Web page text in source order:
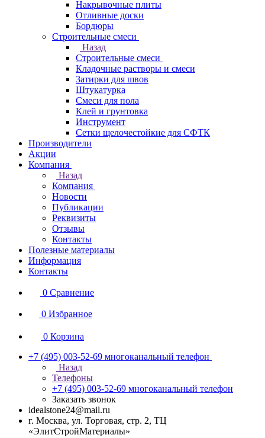
Накрывочные плиты
Отливные доски
Бордюры
Строительные смеси
Назад
Строительные смеси
Кладочные растворы и смеси
Затирки для швов
Штукатурка
Смеси для пола
Клей и грунтовка
Инструмент
Сетки щелочестойкие для СФТК
Производители
Акции
Компания
Назад
Компания
Новости
Публикации
Реквизиты
Отзывы
Контакты
Полезные материалы
Информация
Контакты
0 Сравнение
0 Избранное
0 Корзина
+7 (495) 003-52-69 многоканальный телефон
Назад
Телефоны
+7 (495) 003-52-69 многоканальный телефон
Заказать звонок
idealstone24@mail.ru
г. Москва, ул. Торговая, стр. 2, ТЦ
«ЭлитСтройМатериалы»